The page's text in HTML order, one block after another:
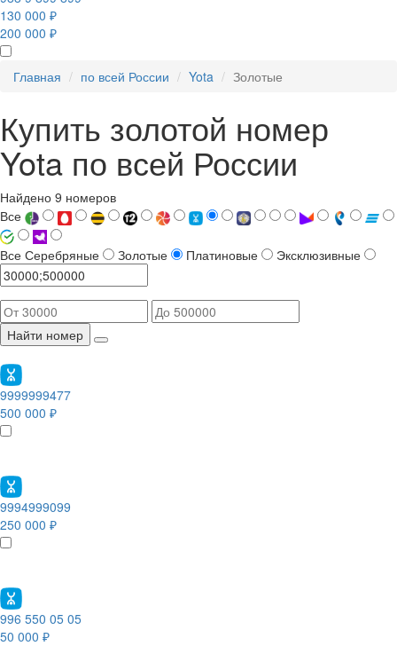
130 000 ₽
200 000 ₽
Главная по всей России Yota Золотые
Купить золотой номер
Yota по всей России
Найдено 9 номеров
Все
Все Серебряные Золотые Платиновые Эксклюзивные
Найти номер
9999999477
500 000 ₽
9994999099
250 000 ₽
996 550 05 05
50 000 ₽